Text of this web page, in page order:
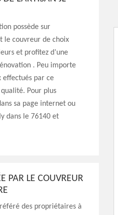
possède sur
le couvreur de choix
et profitez d’une
. Peu importe
effectués par ce
Pour plus
sa page internet ou
dans le 76140 et
PAR LE COUVREUR
des propriétaires à